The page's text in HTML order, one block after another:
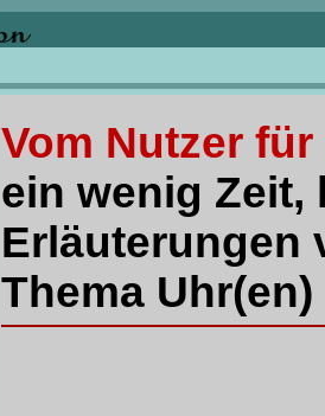
Vom Nutzer
ein wenig Zeit,
Erläuterungen
Thema